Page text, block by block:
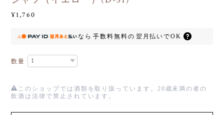
¥1,760
なら 手数料無料の 翌月払いでOK
数量
このショップでは酒類を取り扱っています。20歳未満の者の
飲酒は法律で禁止されています。